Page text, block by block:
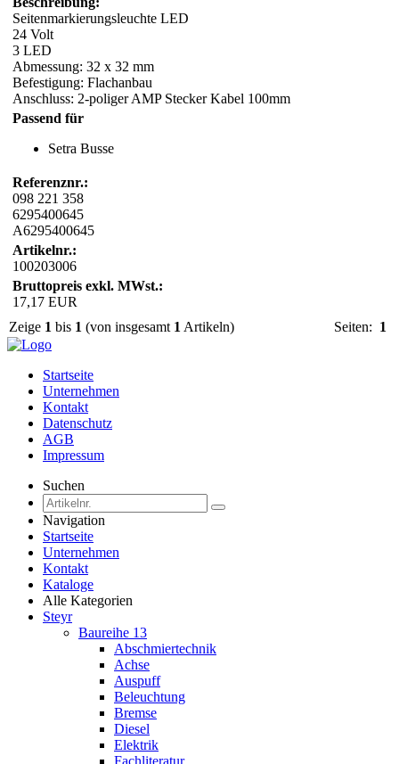
Seitenmarkierungsleuchte LED
24 Volt
3 LED
Abmessung: 32 x 32 mm
Befestigung: Flachanbau
Anschluss: 2-poliger AMP Stecker Kabel 100mm
Passend für
Setra Busse
Referenznr.:
098 221 358
6295400645
A6295400645
Artikelnr.:
100203006
Bruttopreis exkl. MWst.:
17,17 EUR
Zeige 1 bis 1 (von insgesamt 1 Artikeln) Seiten: 1
Startseite
Unternehmen
Kontakt
Datenschutz
AGB
Impressum
Suchen
Navigation
Startseite
Unternehmen
Kontakt
Kataloge
Alle Kategorien
Steyr
Baureihe 13
Abschmiertechnik
Achse
Auspuff
Beleuchtung
Bremse
Diesel
Elektrik
Fachliteratur